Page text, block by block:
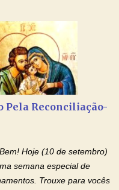
Dos Enfermos O Senhor
dentro de vós,
vos conduzir; atrás de vós
abençoar. Ele que vive
Oração De Cura De
no poder de Teu
de todo Nome, que todos
em minha linha de
Pela Reconciliação-
Hoje (10 de setembro)
semana especial de
Trouxe para vocês